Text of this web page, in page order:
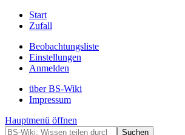
Start
Zufall
Beobachtungsliste
Einstellungen
Anmelden
über BS-Wiki
Impressum
Hauptmenü öffnen